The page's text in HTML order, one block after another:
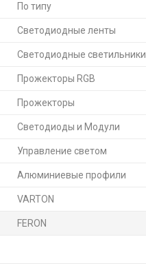
По типу
Светодиодные ленты
Светодиодные светильники
Прожекторы RGB
Прожекторы
Светодиоды и Модули
Управление светом
Алюминиевые профили
VARTON
FERON